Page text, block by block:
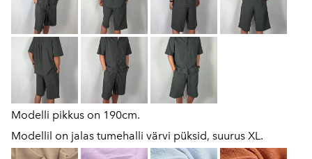
Modelli pikkus on 190cm.
Modellil on jalas tumehalli värvi püksid, suurus XL.